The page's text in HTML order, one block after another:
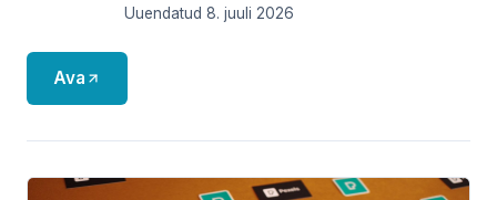
Uuendatud 8. juuli 2026
Ava